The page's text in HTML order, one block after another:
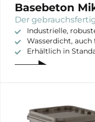
Basebeton
Der
Industrielle,
Wasserdicht,
Erhältlich in